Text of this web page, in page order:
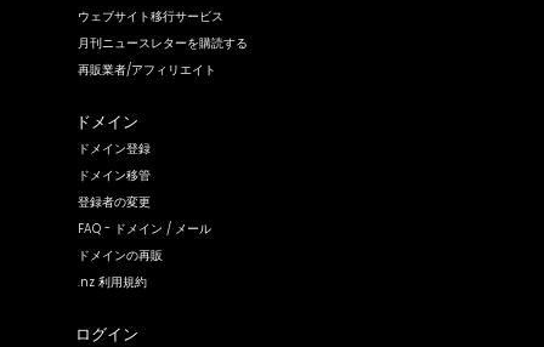
ウェブサイト移行サービス
月刊ニュースレターを購読する
再販業者/アフィリエイト
ドメイン
ドメイン登録
ドメイン移管
登録者の変更
FAQ - ドメイン / メール
ドメインの再販
.nz 利用規約
ログイン